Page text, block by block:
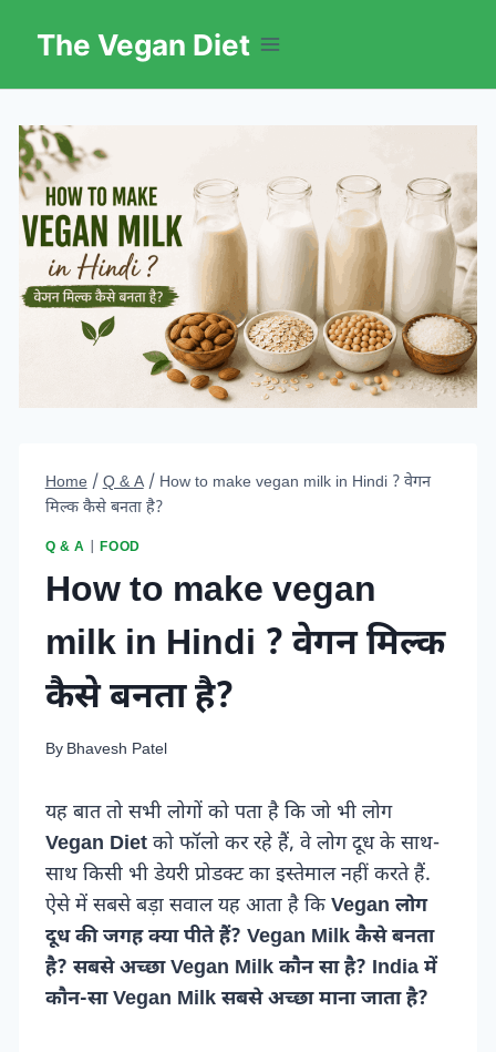
The Vegan Diet
Home / Q & A / How to make vegan milk in Hindi ? वेगन
मिल्क कैसे बनता है?
Q & A |FOOD
How to make vegan
milk in Hindi ? वेगन मिल्क
कैसे बनता है?
By Bhavesh Patel
यह बात तो सभी लोगों को पता है कि जो भी लोग
Vegan Dietको फॉलो कर रहे हैं, वे लोग दूध के साथ-
साथ किसी भी डेयरी प्रोडक्ट का इस्तेमाल नहीं करते हैं.
ऐसे में सबसे बड़ा सवाल यह आता है कि Vegan लोग
दूध की जगह क्या पीते हैं? Vegan Milk कैसे बनता
है? सबसे अच्छा Vegan Milk कौन सा है? India में
कौन-सा Vegan Milk सबसे अच्छा माना जाता है?